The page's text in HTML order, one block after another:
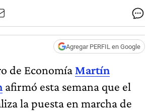
Agregar PERFIL en Google
de Economía Martín
afirmó esta semana que el
la puesta en marcha de